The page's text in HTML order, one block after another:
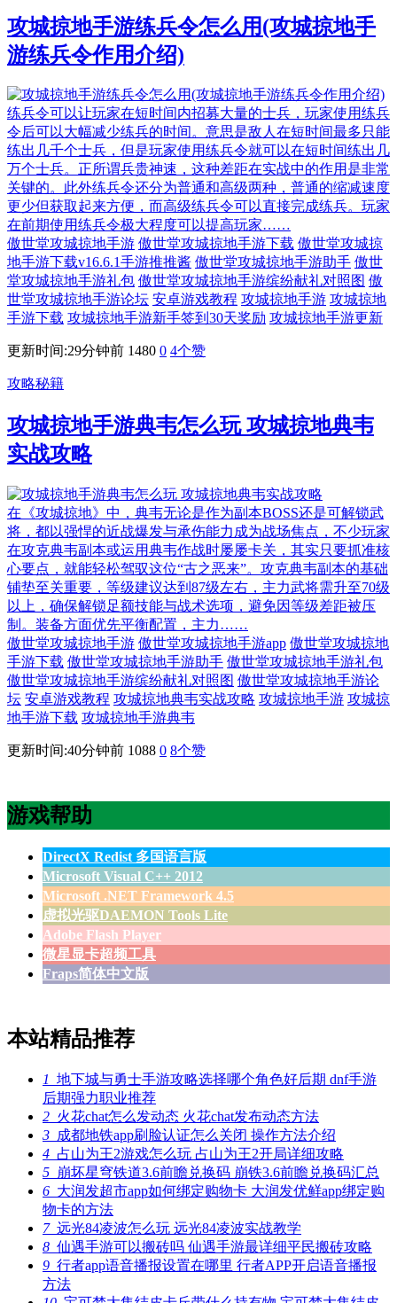
攻城掠地手游练兵令怎么用(攻城掠地手
游练兵令作用介绍)
练兵令可以让玩家在短时间内招募大量的士兵，玩家使用练兵
令后可以大幅减少练兵的时间。意思是敌人在短时间最多只能
练出几千个士兵，但是玩家使用练兵令就可以在短时间练出几
万个士兵。正所谓兵贵神速，这种差距在实战中的作用是非常
关键的。此外练兵令还分为普通和高级两种，普通的缩减速度
更少但获取起来方便，而高级练兵令可以直接完成练兵。玩家
在前期使用练兵令极大程度可以提高玩家……
傲世堂攻城掠地手游 傲世堂攻城掠地手游下载 傲世堂攻城掠
地手游下载v16.6.1手游推推酱 傲世堂攻城掠地手游助手 傲世
堂攻城掠地手游礼包 傲世堂攻城掠地手游缤纷献礼对照图 傲
世堂攻城掠地手游论坛 安卓游戏教程 攻城掠地手游 攻城掠地
手游下载 攻城掠地手游新手签到30天奖励 攻城掠地手游更新
更新时间:29分钟前 1480 0 4个赞
攻略秘籍
攻城掠地手游典韦怎么玩 攻城掠地典韦
实战攻略
在《攻城掠地》中，典韦无论是作为副本BOSS还是可解锁武
将，都以强悍的近战爆发与承伤能力成为战场焦点，不少玩家
在攻克典韦副本或运用典韦作战时屡屡卡关，其实只要抓准核
心要点，就能轻松驾驭这位“古之恶来”。攻克典韦副本的基础
铺垫至关重要，等级建议达到87级左右，主力武将需升至70级
以上，确保解锁足额技能与战术选项，避免因等级差距被压
制。装备方面优先平衡配置，主力……
傲世堂攻城掠地手游 傲世堂攻城掠地手游app 傲世堂攻城掠地
手游下载 傲世堂攻城掠地手游助手 傲世堂攻城掠地手游礼包
傲世堂攻城掠地手游缤纷献礼对照图 傲世堂攻城掠地手游论
坛 安卓游戏教程 攻城掠地典韦实战攻略 攻城掠地手游 攻城掠
地手游下载 攻城掠地手游典韦
更新时间:40分钟前 1088 0 8个赞
游戏帮助
DirectX Redist 多国语言版
Microsoft Visual C++ 2012
Microsoft .NET Framework 4.5
虚拟光驱DAEMON Tools Lite
Adobe Flash Player
微星显卡超频工具
Fraps简体中文版
本站精品推荐
1 地下城与勇士手游攻略选择哪个角色好后期 dnf手游
后期强力职业推荐
2 火花chat怎么发动态 火花chat发布动态方法
3 成都地铁app刷脸认证怎么关闭 操作方法介绍
4 占山为王2游戏怎么玩 占山为王2开局详细攻略
5 崩坏星穹铁道3.6前瞻兑换码 崩铁3.6前瞻兑换码汇总
6 大润发超市app如何绑定购物卡 大润发优鲜app绑定购
物卡的方法
7远光84凌波怎么玩 远光84凌波实战教学
8 仙遇手游可以搬砖吗 仙遇手游最详细平民搬砖攻略
9 行者app语音播报设置在哪里 行者APP开启语音播报
方法